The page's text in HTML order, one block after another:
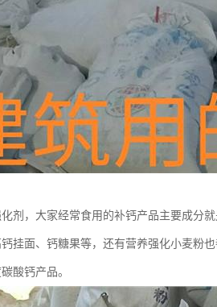
剂，大家经常食用的补钙产品主要成分
挂面、钙糖果等，还有营养强化小麦粉
酸钙产品。